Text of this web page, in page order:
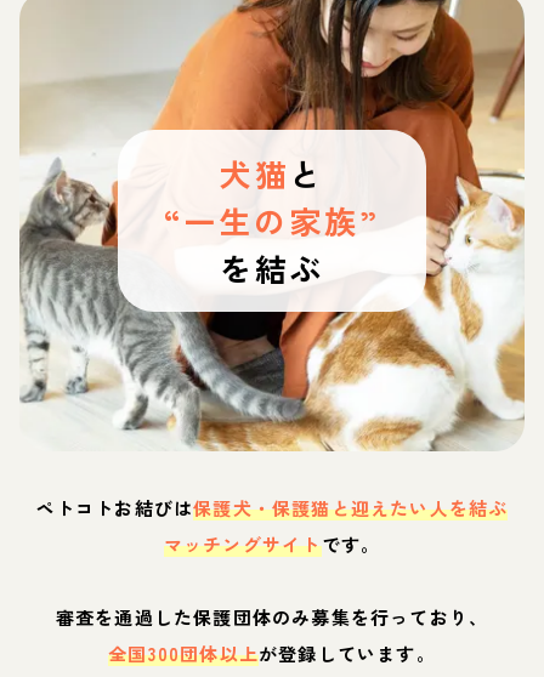
犬猫 と
“一生の家族”
を結ぶ
ペトコトお結びは保護犬・保護猫と迎えたい人を結ぶ
マッチングサイトです。
審査を通過した保護団体のみ募集を行っており、
全国300団体以上が登録しています。